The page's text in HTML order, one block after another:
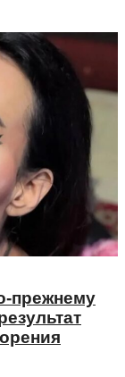
прежнему